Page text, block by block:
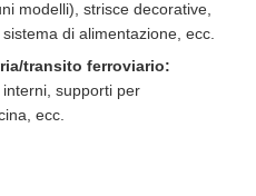
modelli), strisce decorative,
di alimentazione, ecc.
transito ferroviario:
supporti per
ecc.